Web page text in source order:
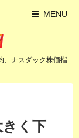
MENU
、ナスダック株価指
く下